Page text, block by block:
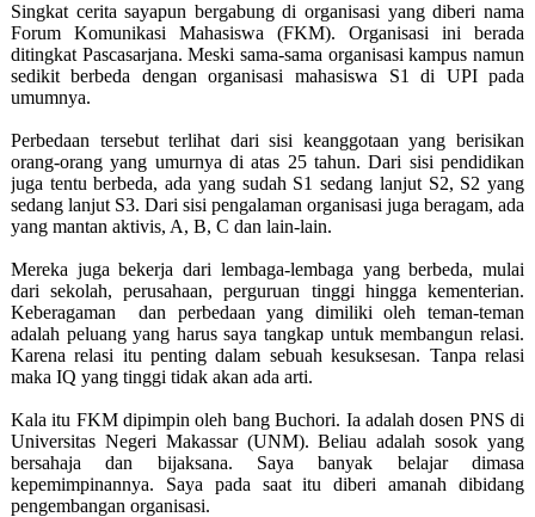
Singkat cerita sayapun bergabung di organisasi yang diberi nama
Forum Komunikasi Mahasiswa (FKM). Organisasi ini berada
ditingkat Pascasarjana. Meski sama-sama organisasi kampus namun
sedikit berbeda dengan organisasi mahasiswa S1 di UPI pada
umumnya.
Perbedaan tersebut terlihat dari sisi keanggotaan yang berisikan
orang-orang yang umurnya di atas 25 tahun. Dari sisi pendidikan
juga tentu berbeda, ada yang sudah S1 sedang lanjut S2, S2 yang
sedang lanjut S3. Dari sisi pengalaman organisasi juga beragam, ada
yang mantan aktivis, A, B, C dan lain-lain.
Mereka juga bekerja dari lembaga-lembaga yang berbeda, mulai
dari sekolah, perusahaan, perguruan tinggi hingga kementerian.
Keberagaman dan perbedaan yang dimiliki oleh teman-teman
adalah peluang yang harus saya tangkap untuk membangun relasi.
Karena relasi itu penting dalam sebuah kesuksesan. Tanpa relasi
maka IQ yang tinggi tidak akan ada arti.
Kala itu FKM dipimpin oleh bang Buchori. Ia adalah dosen PNS di
Universitas Negeri Makassar (UNM). Beliau adalah sosok yang
bersahaja dan bijaksana. Saya banyak belajar dimasa
kepemimpinannya. Saya pada saat itu diberi amanah dibidang
pengembangan organisasi.